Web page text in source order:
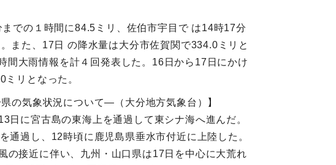
での１時間に84.5ミリ、佐伯市宇目で は14時17分
また、17日 の降水量は大分市佐賀関で334.0ミリと
間大雨情報を計４回発表した。16日から17日にかけ
リとなった。
の気象状況について―（大分地方気象台）】
に宮古島の東海上を通過して東シナ海へ進んだ。
過し、12時頃に鹿児島県垂水市付近に上陸した。
の接近に伴い、九州・山口県は17日を中心に大荒れ